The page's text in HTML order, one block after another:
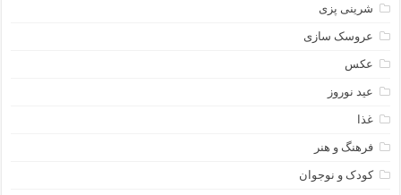
شرینی پزی
عروسک سازی
عکس
عید نوروز
غذا
فرهنگ و هنر
کودک و نوجوان